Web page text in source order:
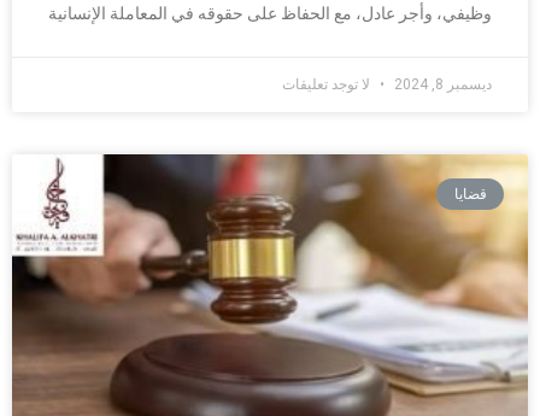
وظيفي، وأجر عادل، مع الحفاظ على حقوقه في المعاملة الإنسانية
ديسمبر 8, 2024 لا توجد تعليقات
قضايا